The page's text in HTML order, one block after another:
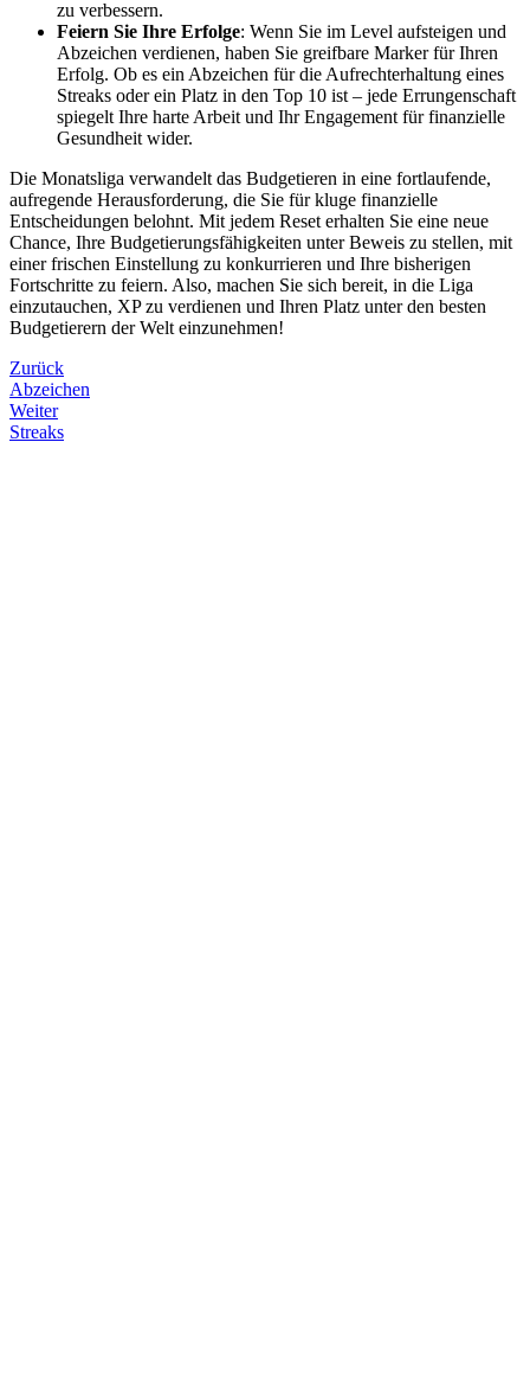
zu verbessern.
Feiern Sie Ihre Erfolge: Wenn Sie im Level aufsteigen und
Abzeichen verdienen, haben Sie greifbare Marker für Ihren
Erfolg. Ob es ein Abzeichen für die Aufrechterhaltung eines
Streaks oder ein Platz in den Top 10 ist – jede Errungenschaft
spiegelt Ihre harte Arbeit und Ihr Engagement für finanzielle
Gesundheit wider.
Die Monatsliga verwandelt das Budgetieren in eine fortlaufende,
aufregende Herausforderung, die Sie für kluge finanzielle
Entscheidungen belohnt. Mit jedem Reset erhalten Sie eine neue
Chance, Ihre Budgetierungsfähigkeiten unter Beweis zu stellen, mit
einer frischen Einstellung zu konkurrieren und Ihre bisherigen
Fortschritte zu feiern. Also, machen Sie sich bereit, in die Liga
einzutauchen, XP zu verdienen und Ihren Platz unter den besten
Budgetierern der Welt einzunehmen!
Zurück
Abzeichen
Weiter
Streaks